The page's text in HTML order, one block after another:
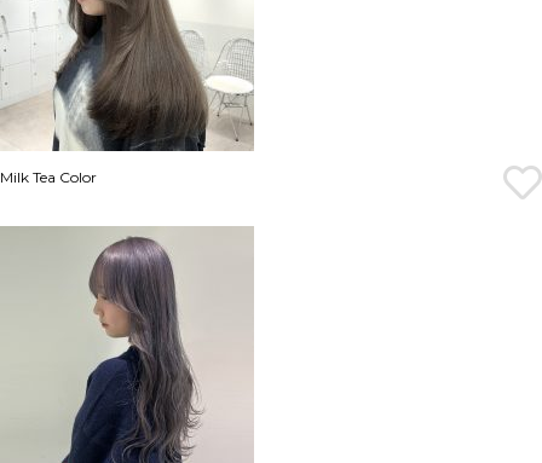
Milk Tea Color